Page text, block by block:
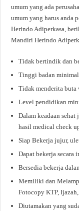
umum yang ada
umum yang harus anda
Herindo Adiperkasa,
Mandiri Herindo
Tidak bertindik dan
Tinggi badan
Tidak menderita buta
Level pendidikan
Dalam keadaan
hasil medical check
Siap Bekerja jujur,
Dapat bekerja
Bersedia bekerja
Memiliki dan
Fotocopy KTP,
Diutamakan yang